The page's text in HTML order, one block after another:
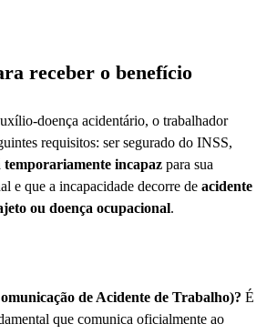
receber o benefício
doença acidentário, o trabalhador
requisitos: ser segurado do INSS,
temporariamente incapaz para sua
e que a incapacidade decorre deacidente
ou doença ocupacional.
de Acidente de Trabalho)?É
que comunica oficialmente ao